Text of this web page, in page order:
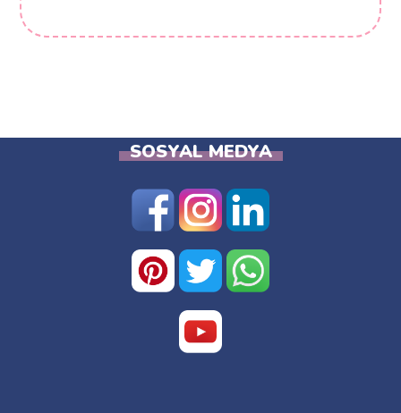
SOSYAL MEDYA